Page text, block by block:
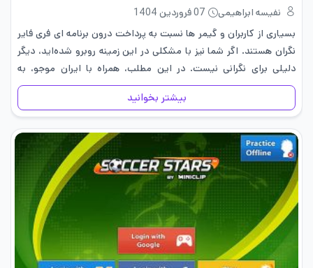
نفیسه ابراهیمی
07 فروردین 1404
بسیاری از کاربران و گیمر ها نسبت به پرداخت درون برنامه ای فری فایر
نگران هستند. اگر شما نیز با مشکلی در این زمینه روبرو شده‌اید، دیگر
دلیلی برای نگرانی نیست. در این مطلب، همراه با ایران موجو، به
بررسی…
بیشتر بخوانید